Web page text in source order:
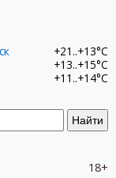
Найти
+21..+13°C
+13..+15°C
+11..+14°C
18+